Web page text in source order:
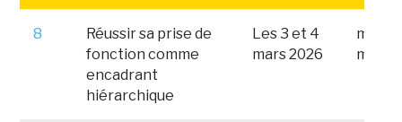
8
Réussir sa prise de
fonction comme
encadrant
hiérarchique
Les 3 et 4
mars 2026
mardi
mars